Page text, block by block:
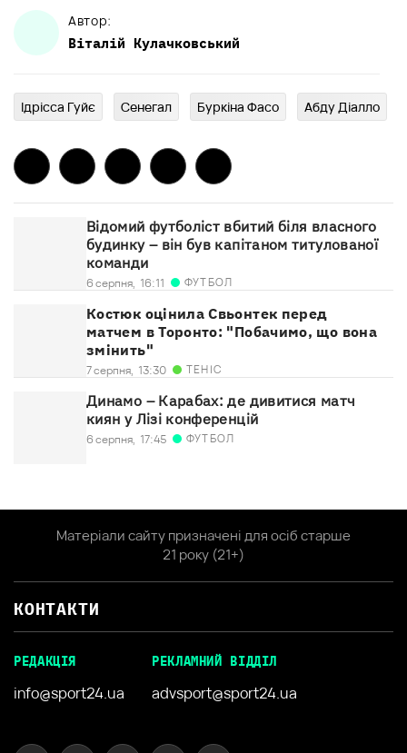
Автор:
Віталій Кулачковський
Ідрісса Гуйє Сенегал Буркіна Фасо Абду Діалло
Відомий футболіст вбитий біля власного
будинку – він був капітаном титулованої
команди
6 серпня, 16:11 ФУТБОЛ
Костюк оцінила Свьонтек перед
матчем в Торонто: "Побачимо, що вона
змінить"
7 серпня, 13:30 ТЕНІС
Динамо – Карабах: де дивитися матч
киян у Лізі конференцій
6 серпня, 17:45 ФУТБОЛ
Матеріали сайту призначені для осіб старше
21 року (21+)
КОНТАКТИ
РЕДАКЦІЯ
info@sport24.ua
РЕКЛАМНИЙ ВІДДІЛ
advsport@sport24.ua